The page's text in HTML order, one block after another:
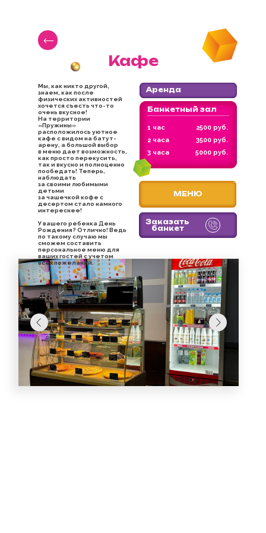
Кафе
Мы, как никто другой,
знаем, как после
физических активностей
хочется съесть что-то
очень вкусное!
На территории
«Пружины»
расположилось уютное
кафе с видом на батут-
арену, а большой выбор
в меню дает возможность,
как просто перекусить,
так и вкусно и полноценно
пообедать! Теперь,
наблюдать
за своими любимыми
детьми
за чашечкой кофе с
десертом стало намного
интереснее!
У вашего ребенка День
Рождения? Отлично! Ведь
по такому случаю мы
сможем составить
персональное меню для
ваших гостей с учетом
всех пожеланий.
Банкетный зал
Аренда
1 час
2 часа
3 часа
2500 руб.
3500 руб.
5000 руб.
МЕНЮ
Заказать
банкет